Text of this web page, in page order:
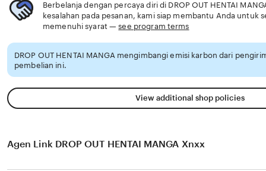
Berbelanja dengan percaya diri di DROP OUT HENTAI
kesalahan pada pesanan, kami siap membantu Anda untuk
memenuhi syarat —see program terms
DROP OUT HENTAI MANGA mengimbangi emisi karbon dari
pembelian ini.
View additional shop policies
Agen Link DROP OUT HENTAI MANGA Xnxx